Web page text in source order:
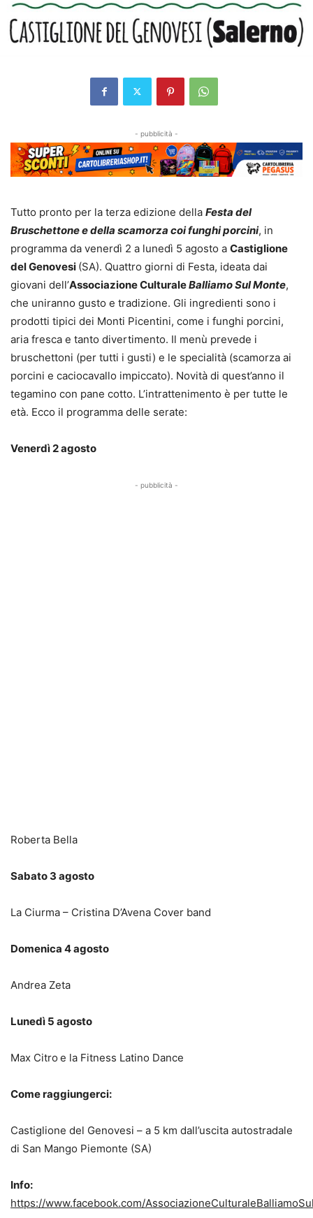
- pubblicità -
Tutto pronto per la terza edizione della Festa del
Bruschettone e della scamorza coi funghi porcini, in
programma da venerdì 2 a lunedì 5 agosto a Castiglione
del Genovesi (SA). Quattro giorni di Festa, ideata dai
giovani dell’Associazione CulturaleBalliamo Sul Monte,
che uniranno gusto e tradizione. Gli ingredienti sono i
prodotti tipici dei Monti Picentini, come i funghi porcini,
aria fresca e tanto divertimento. Il menù prevede i
bruschettoni (per tutti i gusti) e le specialità (scamorza ai
porcini e caciocavallo impiccato). Novità di quest’anno il
tegamino con pane cotto. L’intrattenimento è per tutte le
età. Ecco il programma delle serate:
Venerdì 2 agosto
- pubblicità -
Roberta Bella
Sabato 3 agosto
La Ciurma – Cristina D’Avena Cover band
Domenica 4 agosto
Andrea Zeta
Lunedì 5 agosto
Max Citro e la Fitness Latino Dance
Come raggiungerci:
Castiglione del Genovesi – a 5 km dall’uscita autostradale
di San Mango Piemonte (SA)
Info:
https://www.facebook.com/